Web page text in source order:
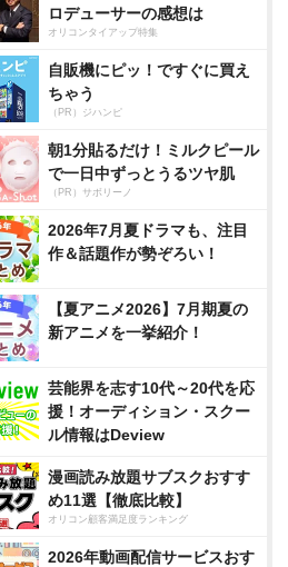
ロデューサーの感想は
オリコンタイアップ特集
自販機にピッ！ですぐに買え
ちゃう
（PR）ジハンピ
朝1分貼るだけ！ミルクピール
で一日中ずっとうるツヤ肌
（PR）サボリーノ
2026年7月夏ドラマも、注目
作＆話題作が勢ぞろい！
【夏アニメ2026】7月期夏の
新アニメを一挙紹介！
芸能界を志す10代～20代を応
援！オーディション・スクー
ル情報はDeview
漫画読み放題サブスクおすす
め11選【徹底比較】
オリコン顧客満足度ランキング
2026年動画配信サービスおす